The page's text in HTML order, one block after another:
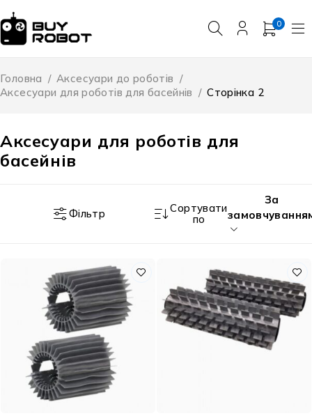
0
Аксесуари для роботів для
басейнів
Головна / Аксесуари до роботів /
Аксесуари для роботів для басейнів / Сторінка 2
Фільтр
Сортувати
по
За